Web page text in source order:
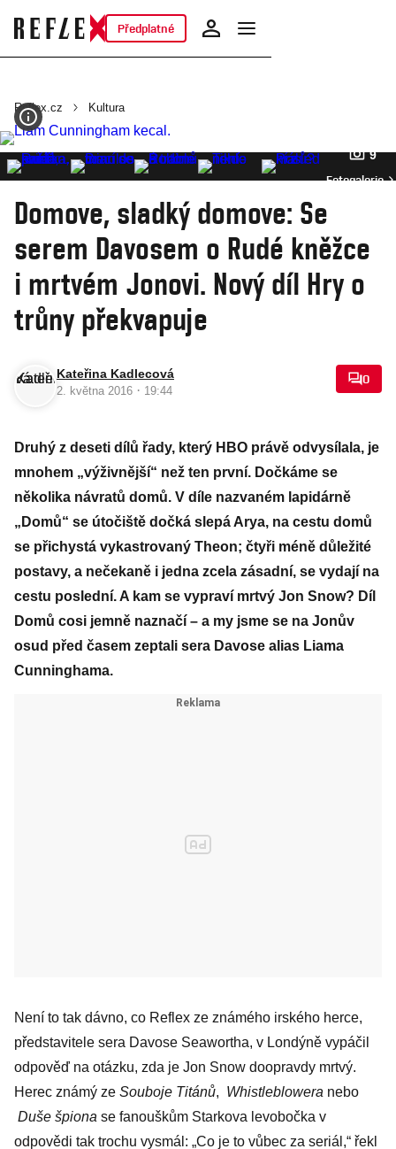
Předplatné
Reflex.cz Kultura
9
Fotogalerie
Domove, sladký domove: Se
serem Davosem o Rudé kněžce
i mrtvém Jonovi. Nový díl Hry o
trůny překvapuje
Kateřina Kadlecová
2. května 2016 · 19:44
0
Druhý z deseti dílů řady, který HBO právě odvysílala, je
mnohem „výživnější“ než ten první. Dočkáme se
několika návratů domů. V díle nazvaném lapidárně
„Domů“ se útočiště dočká slepá Arya, na cestu domů
se přichystá vykastrovaný Theon; čtyři méně důležité
postavy, a nečekaně i jedna zcela zásadní, se vydají na
cestu poslední. A kam se vypraví mrtvý Jon Snow? Díl
Domů cosi jemně naznačí – a my jsme se na Jonův
osud před časem zeptali sera Davose alias Liama
Cunninghama.
Není to tak dávno, co Reflex ze známého irského herce,
představitele sera Davose Seawortha, v Londýně vypáčil
odpověď na otázku, zda je Jon Snow doopravdy mrtvý.
Herec známý ze Souboje Titánů, Whistleblowera nebo
Duše špiona se fanouškům Starkova levobočka v
odpovědi tak trochu vysmál: „Co je to vůbec za seriál,“ řekl